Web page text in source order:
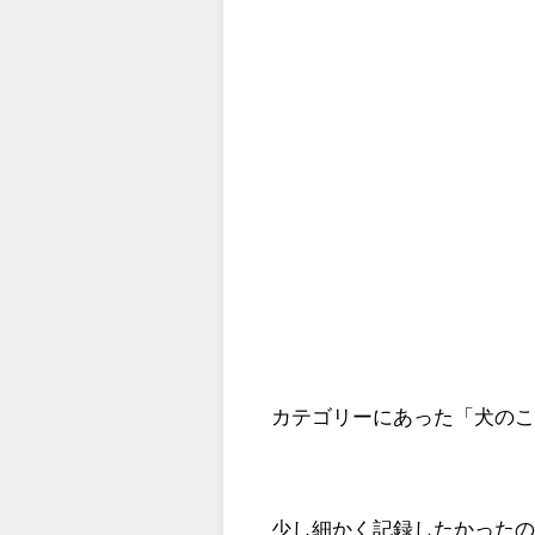
カテゴリーにあった「犬のこ
少し細かく記録したかったの